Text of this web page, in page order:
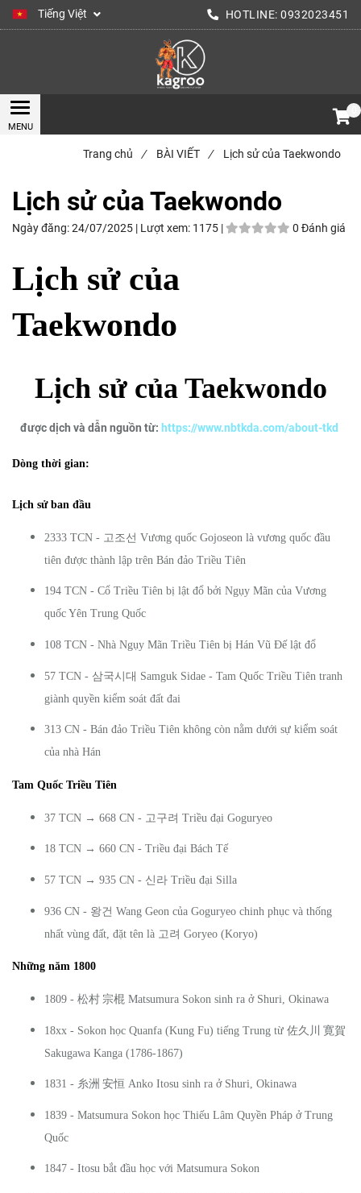
Tiếng Việt HOTLINE: 0932023451
Trang chủ / BÀI VIẾT / Lịch sử của Taekwondo
Lịch sử của Taekwondo
Ngày đăng:24/07/2025 | Lượt xem: 1175 | 0 Đánh giá
Lịch sử của
Taekwondo
Lịch sử của Taekwondo
được dịch và dẫn nguồn từ: https://www.nbtkda.com/about-tkd
Dòng thời gian:
Lịch sử ban đầu
2333 TCN - 고조선 Vương quốc Gojoseon là vương quốc đầu
tiên được thành lập trên Bán đảo Triều Tiên
194 TCN - Cổ Triều Tiên bị lật đổ bởi Ngụy Mãn của Vương
quốc Yên Trung Quốc
108 TCN - Nhà Ngụy Mãn Triều Tiên bị Hán Vũ Đế lật đổ
57 TCN - 삼국시대 Samguk Sidae - Tam Quốc Triều Tiên tranh
giành quyền kiểm soát đất đai
313 CN - Bán đảo Triều Tiên không còn nằm dưới sự kiểm soát
của nhà Hán
Tam Quốc Triều Tiên
37 TCN → 668 CN - 고구려 Triều đại Goguryeo
18 TCN → 660 CN - Triều đại Bách Tế
57 TCN → 935 CN - 신라 Triều đại Silla
936 CN - 왕건 Wang Geon của Goguryeo chinh phục và thống
nhất vùng đất, đặt tên là 고려 Goryeo (Koryo)
Những năm 1800
1809 - 松村 宗棍 Matsumura Sokon sinh ra ở Shuri, Okinawa
18xx - Sokon học Quanfa (Kung Fu) tiếng Trung từ 佐久川 寛賀
Sakugawa Kanga (1786-1867)
1831 - 糸洲 安恒 Anko Itosu sinh ra ở Shuri, Okinawa
1839 - Matsumura Sokon học Thiếu Lâm Quyền Pháp ở Trung
Quốc
1847 - Itosu bắt đầu học với Matsumura Sokon